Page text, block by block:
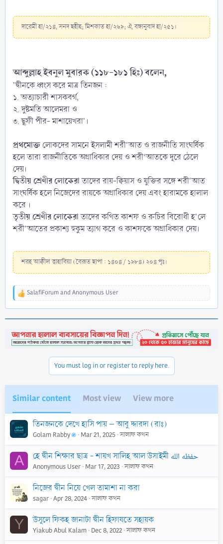
দারেমী হা/২১৪, সনদ ছহীহ; মিশকাত হা/২৬৯; ঐ, বঙ্গানুবাদ হা/২৫১।
আব্দুল্লাহ ইবনুল মুবারক (১১৮-১৮১ হিঃ) বলেন,
'দ্বীনকে ধ্বংস করে মাত্র তিনজন :
১. অত্যাচারী শাসকবর্গ,
২. দুষ্টমতি আলেমরা ও
৩. ছূফী পীর- মাশায়েখরা'।
প্রথমোক্ত লোকদের সামনে ইসলামী শরী'আত ও রাজনীতি সাংঘর্ষিক
হলে তারা রাজনীতিকে অগ্রাধিকার দেয় ও শরী‘আতকে দূরে ঠেলে
দেয়।
দ্বিতীয় শ্রেণীর লোকেরাতাদের রায়-ক্বিয়াস ও যুক্তির সঙ্গে শরী'আত
সাংঘর্ষিক হলে নিজেদের রায়কে অগ্রাধিকার দেয় এবং হারামকে হালাল
করে ।
তৃতীয় শ্রেণীর লোকেরাতাদের কথিত কাশফ ও রুচির বিরোধী হ'লে
শরী'আতের প্রকাশ্য হুকুম ত্যাগ করে ও কাশফকে অগ্রাধিকার দেয়।
শরহ আক্বীদা ত্বাহাবিয়া (বৈরূত ছাপা : ১৪০৪ / ১৯৮৪) ২০৪ পৃঃ।
R
t
i
SalafiForumand Anonymous User
You must log in or register to reply here.
Similar content Most view View more
তিনজনকে দেখে হাসি পায় – আবু দ্দারদা (রাঃ)
Golam Rabby Mar 21, 2025 সালাফ কথন
A হে দ্বীন শিক্ষার ছাত্র - শায়খ সালিহ আল উসাইমী حفظه الله
Anonymous User Mar 17, 2023 সালাফ কথন
নিজের দ্বীন নিয়ে খেল তামাশা না করা
sagar Apr 28, 2024 সালাফ কথন
Y উসূলে ফিকহ জানাটা দ্বীন হিফাযতে সহায়ক
Yiakub Abul Kalam Dec 8, 2022 সালাফ কথন